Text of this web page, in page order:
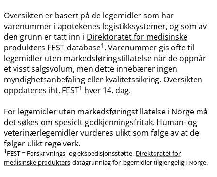
Oversikten er basert på de legemidler som har
varenummer i apotekenes logistikksystemer, og som av
den grunn er tatt inn i Direktoratet for medisinske
produkters FEST-database1. Varenummer gis ofte til
legemidler uten markedsføringstillatelse når de oppnår
et visst salgsvolum, men dette innebærer ingen
myndighetsanbefaling eller kvalitetssikring. Oversikten
oppdateres iht. FEST1 hver 14. dag.
For legemidler uten markedsføringstillatelse i Norge må
det søkes om spesielt godkjenningsfritak. Human- og
veterinærlegemidler vurderes ulikt som følge av at de
følger ulikt regelverk.
1 FEST = Forskrivnings- og ekspedisjonsstøtte. Direktoratet for
medisinske produkters datagrunnlag for legemidler tilgjengelig i Norge.